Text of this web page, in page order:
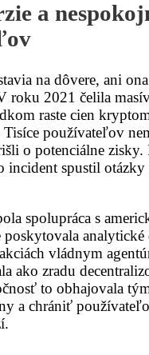
a
na dôvere, ani
roku 2021 čelila
raste cien
používateľov
o potenciálne zisky.
incident spustil
spolupráca s
poskytovala analytické
vládnym
ako zradu
to obhajovala
a chrániť